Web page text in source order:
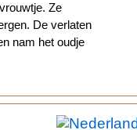
Ze
De verlaten
nam het oudje